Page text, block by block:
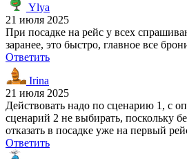
Ylya
21 июля 2025
При посадке на рейс у всех
заранее, это быстро, главное все
Ответить
Irina
21 июля 2025
Действовать надо по сценарию 1, с
сценарий 2 не выбирать, поскольку
отказать в посадке уже на первый
Ответить